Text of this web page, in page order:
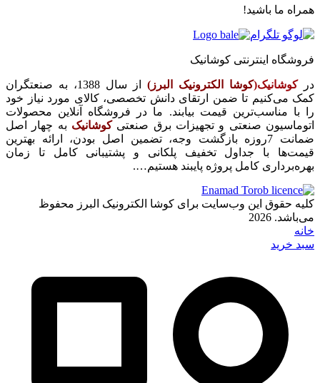
همراه ما باشید!
فروشگاه اینترنتی کوشانیک
در کوشانیک(کوشا الکترونیک البرز)
از سال 1388، به صنعتگران
کمک می‌کنیم تا ضمن ارتقای دانش تخصصی، کالای مورد نیاز خود
را با مناسب‌ترین قیمت بیابند. ما در فروشگاه آنلاین محصولات
اتوماسیون صنعتی و تجهیزات برق صنعتی کوشانیک به چهار اصل
ضمانت 7روزه بازگشت وجه، تضمین اصل بودن، ارائه بهترین
قیمت‌ها با جداول تخفیف پلکانی و پشتیبانی کامل تا زمان
بهره‌برداری کامل پروژه پایبند هستیم….
کلیه حقوق این وب‌سایت برای کوشا الکترونیک البرز محفوظ
می‌باشد. 2026
خانه
سبد خرید